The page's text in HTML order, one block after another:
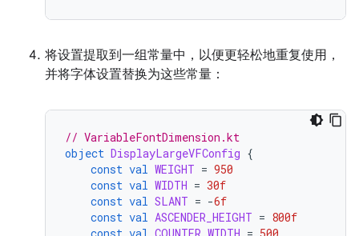
将设置提取到一组常量中，以便更轻松地重复使用，
并将字体设置替换为这些常量：
// VariableFontDimension.kt
object DisplayLargeVFConfig {
const val WEIGHT = 950
const val WIDTH = 30f
const val SLANT = -6f
const val ASCENDER_HEIGHT = 800f